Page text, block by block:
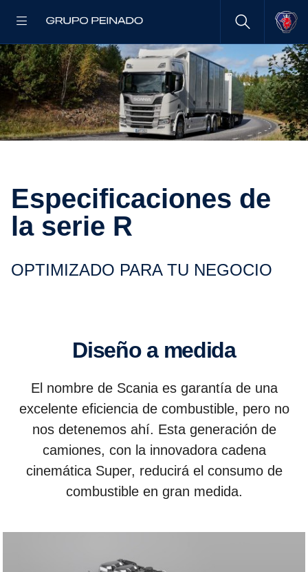
Especi­fi­ca­ciones de
la serie R
OPTIMI­ZADO PARA TU NEGOCIO
Diseño a medida
El nombre de Scania es garantía de una
excelente eficiencia de combustible, pero no
nos detenemos ahí. Esta generación de
camiones, con la innovadora cadena
cinemática Super, reducirá el consumo de
combustible en gran medida.